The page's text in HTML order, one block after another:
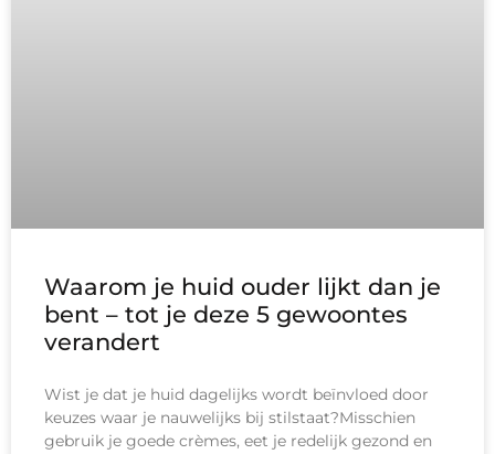
Waarom je huid ouder lijkt dan je
bent – tot je deze 5 gewoontes
verandert
Wist je dat je huid dagelijks wordt beïnvloed door
keuzes waar je nauwelijks bij stilstaat?Misschien
gebruik je goede crèmes, eet je redelijk gezond en